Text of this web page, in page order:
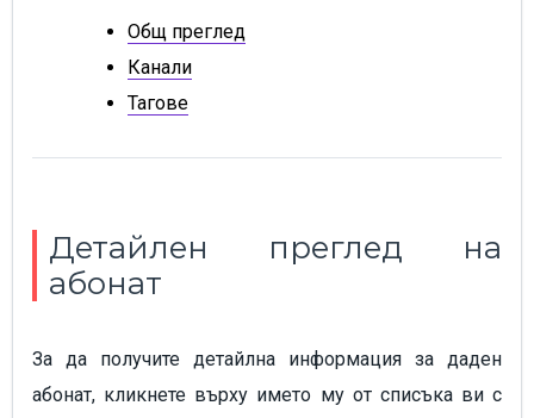
Общ преглед
Канали
Тагове
Детайлен преглед на
абонат
За да получите детайлна информация за даден
абонат, кликнете върху името му от списъка ви с